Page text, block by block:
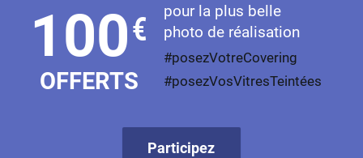
Maserati
Maybach
Mazda
100€
OFFERTS
pour la plus belle
photo de réalisation
#posezVotreCovering
#posezVosVitresTeintées
Participez